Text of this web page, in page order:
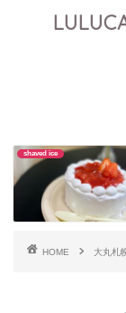
shaved ice
HOME 大丸札